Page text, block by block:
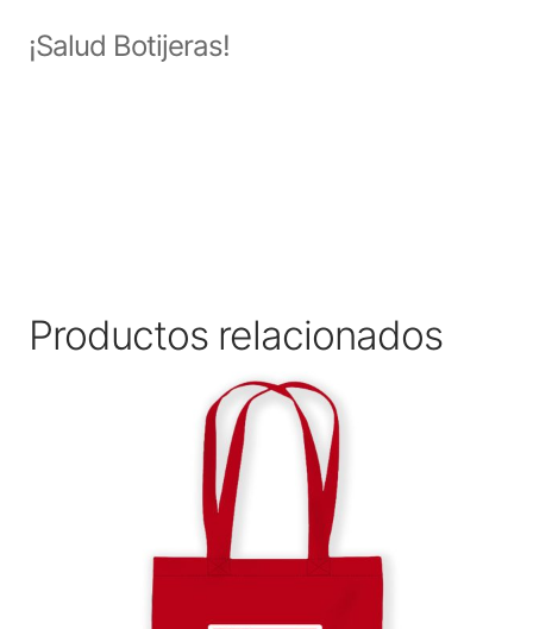
¡Salud Botijeras!
Productos relacionados